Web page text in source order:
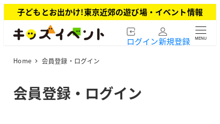
イ
子どもとお出かけ!東京近郊の遊び場・イベント情報
ログイン新規登録 MENU
Home 会員登録・ログイン
会員登録・ログイン